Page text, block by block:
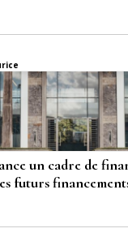
un cadre de
futurs